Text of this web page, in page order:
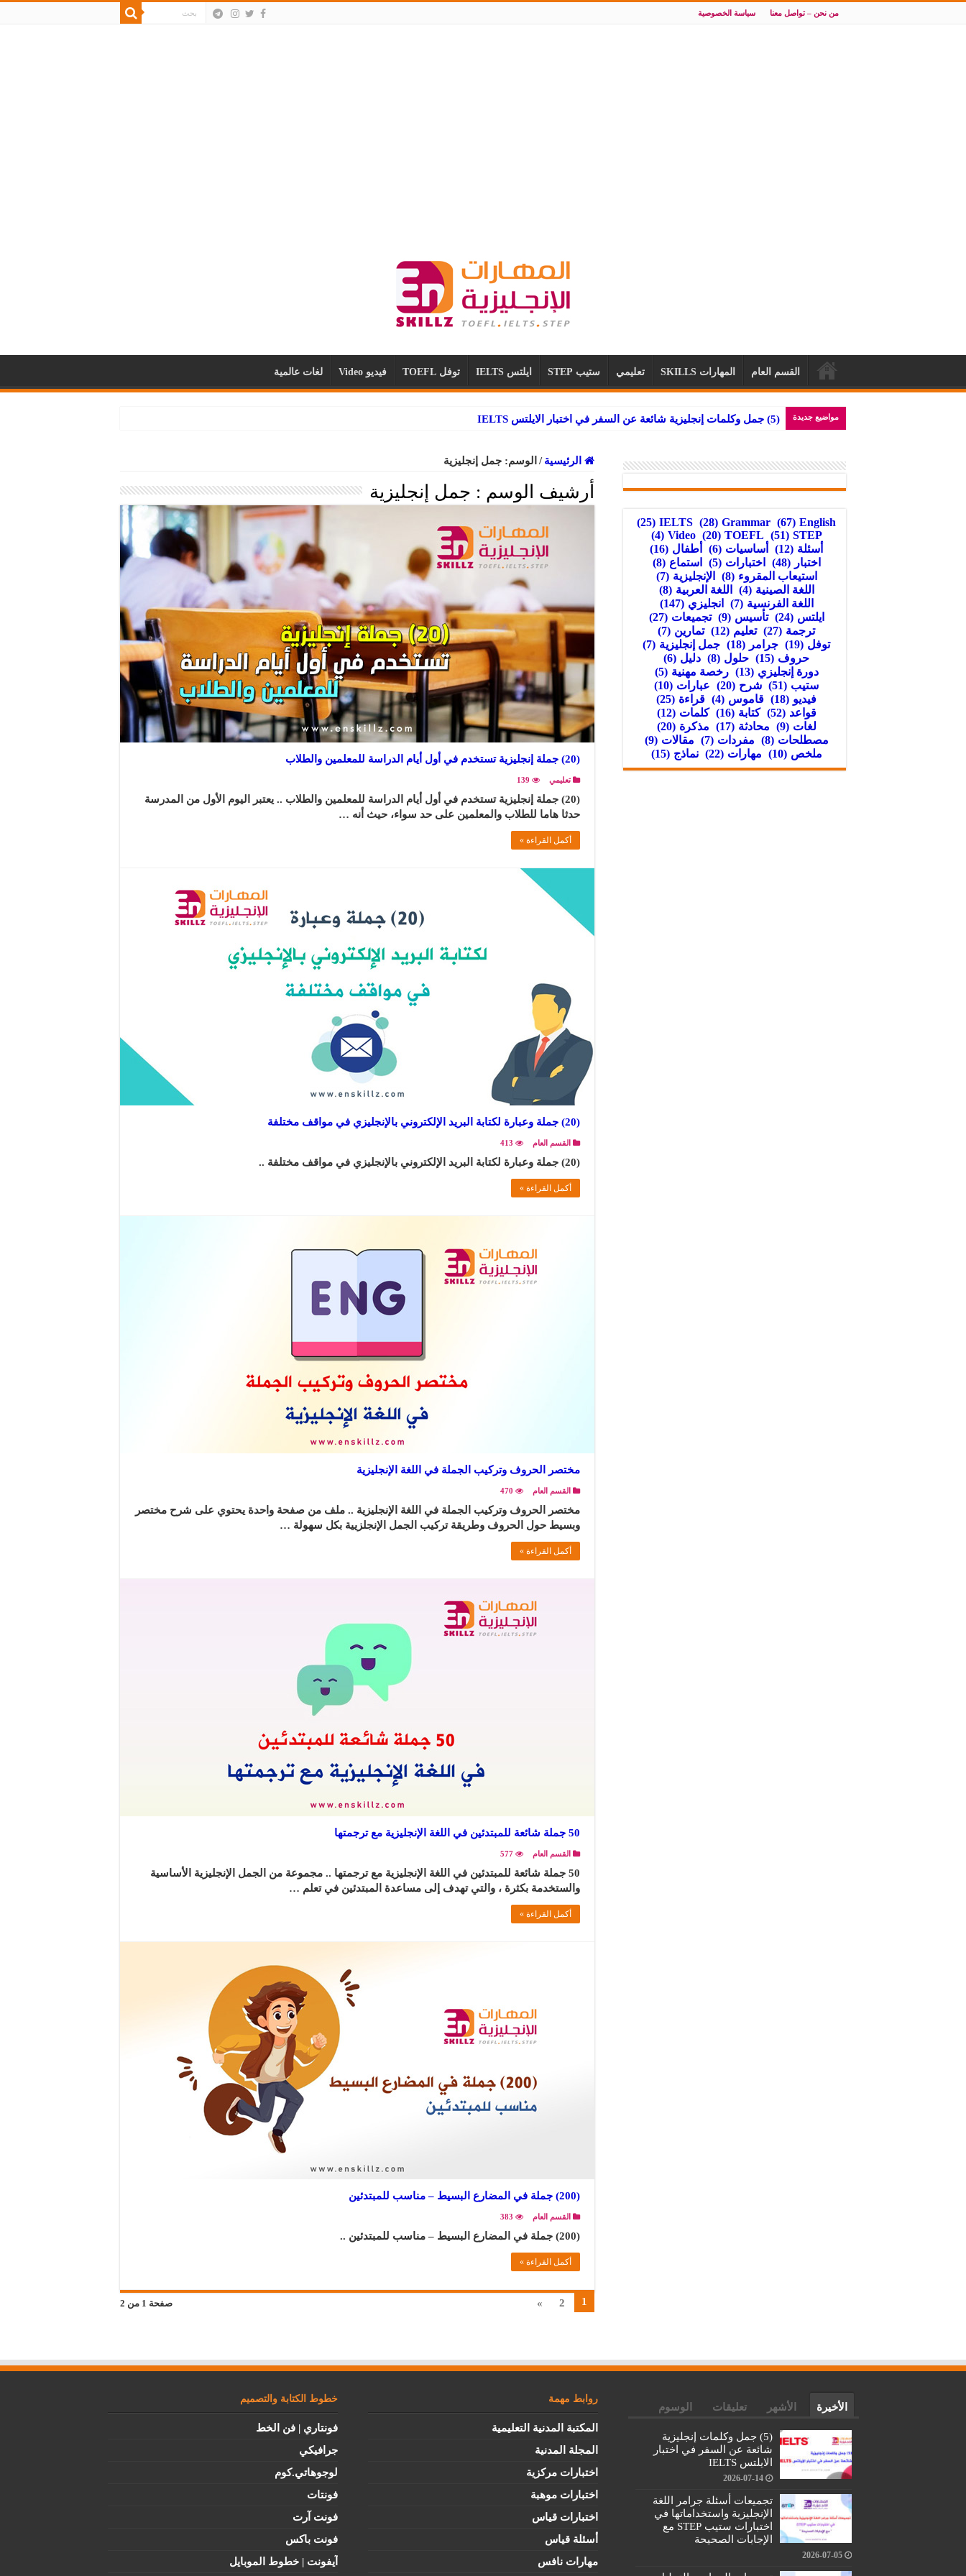
من نحن – تواصل معنا سياسة الخصوصية
القسم العام المهارات SKILLS تعليمي ستيب STEP ايلتس IELTS توفل TOEFL فيديو Video لغات عالمية
مواضيع جديدة تجميعات أ
الرئيسية / الوسم: جمل إنجليزية
أرشيف الوسم : جمل إنجليزية
(20) جملة إنجليزية تستخدم في أول أيام الدراسة للمعلمين والطلاب
تعليمي 139
(20) جملة إنجليزية تستخدم في أول أيام الدراسة للمعلمين والطلاب .. يعتبر اليوم الأول من المدرسة
حدثا هاما للطلاب والمعلمين على حد سواء، حيث أنه …
أكمل القراءة »
(20) جملة وعبارة لكتابة البريد الإلكتروني بالإنجليزي في مواقف مختلفة
القسم العام 413
(20) جملة وعبارة لكتابة البريد الإلكتروني بالإنجليزي في مواقف مختلفة ..
أكمل القراءة »
مختصر الحروف وتركيب الجملة في اللغة الإنجليزية
القسم العام 470
مختصر الحروف وتركيب الجملة في اللغة الإنجليزية .. ملف من صفحة واحدة يحتوي على شرح مختصر
وبسيط حول الحروف وطريقة تركيب الجمل الإنجلزيية بكل سهولة …
أكمل القراءة »
50 جملة شائعة للمبتدئين في اللغة الإنجليزية مع ترجمتها
القسم العام 577
50 جملة شائعة للمبتدئين في اللغة الإنجليزية مع ترجمتها .. مجموعة من الجمل الإنجليزية الأساسية
والستخدمة بكثرة ، والتي تهدف إلى مساعدة المبتدئين في تعلم …
أكمل القراءة »
(200) جملة في المضارع البسيط – مناسب للمبتدئين
القسم العام 383
(200) جملة في المضارع البسيط – مناسب للمبتدئين ..
أكمل القراءة »
صفحة 1 من 2 1
2
»
English
(67)
Grammar
(28)
IELTS
(25)
STEP
(51)
TOEFL
(20)
Video
(4)
أسئلة (12) أساسيات (6) أطفال (16)
اختبار
(48) اختبارات (5) استماع (8)
استيعاب المقروء (8) الإنجليزية (7)
اللغة الصينية (4) اللغة العربية (8)
اللغة الفرنسية (7) انجليزي (147)
ايلتس (24) تأسيس (9) تجميعات (27)
ترجمة (27) تعليم (12) تمارين (7)
توفل (19) جرامر (18) جمل إنجليزية (7)
حروف (15) حلول (8) دليل (6)
دورة إنجليزي (13) رخصة مهنية (5)
ستيب (51) شرح (20) عبارات (10)
فيديو (18) قاموس (4) قراءة (25)
قواعد (52) كتابة (16) كلمات (12)
لغات (9) محادثة (17) مذكرة (20)
مصطلحات (8) مفردات (7) مقالات (9)
ملخص (10) مهارات (22) نماذج (15)
الأخيرة الأشهر تعليقات الوسوم
(5) جمل وكلمات إنجليزية
شائعة عن السفر في اختبار
الايلتس IELTS
2026-07-14
تجميعات أسئلة جرامر اللغة
الإنجليزية واستخداماتها في
اختبارات ستيب STEP مع
الإجابات الصحيحة
2026-07-05
روابط مهمة
المكتبة المدنية التعليمية
المجلة المدنية
اختبارات مركزية
اختبارات موهبة
اختبارات قياس
أسئلة قياس
مهارات نافس
خطوط الكتابة والتصميم
فونتاري | فن الخط
جرافيكي
لوجوهاتي.كوم
فونتات
فونت آرت
فونت باكس
آيفونت | خطوط الموبايل